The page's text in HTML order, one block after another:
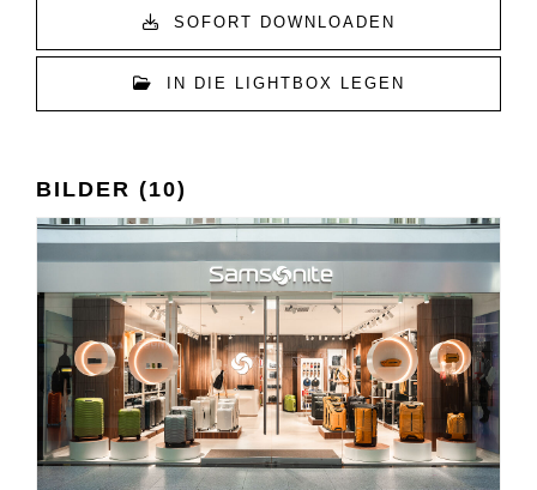
SOFORT DOWNLOADEN
IN DIE LIGHTBOX LEGEN
BILDER (10)